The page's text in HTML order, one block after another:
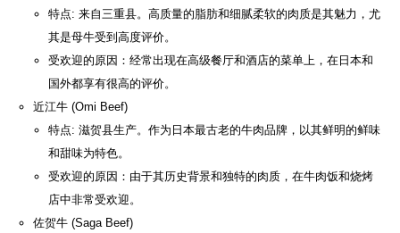
特点: 来自三重县。高质量的脂肪和细腻柔软的肉质是其魅力，尤
其是母牛受到高度评价。
受欢迎的原因：经常出现在高级餐厅和酒店的菜单上，在日本和
国外都享有很高的评价。
近江牛 (Omi Beef)
特点: 滋贺县生产。作为日本最古老的牛肉品牌，以其鲜明的鲜味
和甜味为特色。
受欢迎的原因：由于其历史背景和独特的肉质，在牛肉饭和烧烤
店中非常受欢迎。
佐贺牛 (Saga Beef)